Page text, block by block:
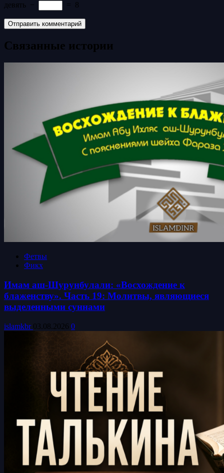
девять − = 8
Связанные истории
Фетвы
Фикх
Имам аш-Шурунбулали: «Восхождение к
блаженству». Часть 19: Молитвы, являющиеся
выделенными суннами
islamkbr 03.08.2026 0